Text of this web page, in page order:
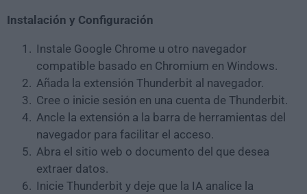
Instalación y Configuración
Instale Google Chrome u otro navegador
compatible basado en Chromium en Windows.
Añada la extensión Thunderbit al navegador.
Cree o inicie sesión en una cuenta de Thunderbit.
Ancle la extensión a la barra de herramientas del
navegador para facilitar el acceso.
Abra el sitio web o documento del que desea
extraer datos.
Inicie Thunderbit y deje que la IA analice la